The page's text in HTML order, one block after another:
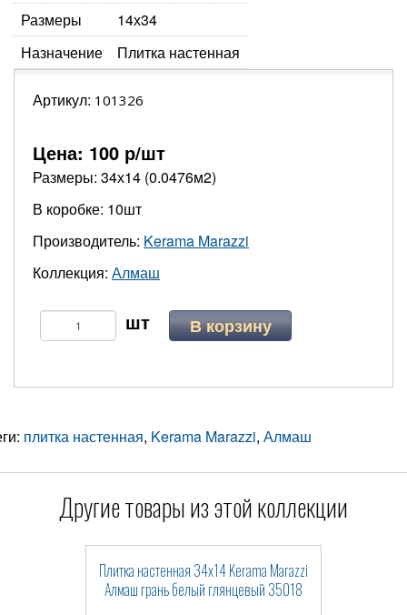
Размеры
14х34
Назначение
Плитка настенная
Артикул: 101326
Цена: 100 р/шт
Размеры: 34х14 (0.0476м2)
В коробке: 10шт
Производитель: Kerama Marazzi
Коллекция: Алмаш
В корзину
плитка настенная, Kerama Marazzi, Алмаш
Другие товары из этой коллекции
Плитка настенная 34x14 Kerama Marazzi
Алмаш грань белый глянцевый 35018